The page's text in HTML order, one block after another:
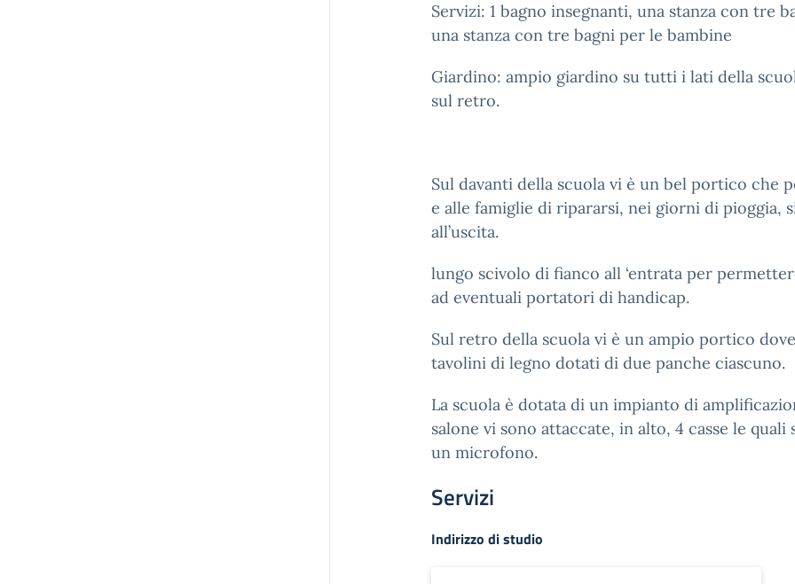
Servizi: 1 bagno insegnanti, una stanza con tre
una stanza con tre bagni per le bambine
Giardino: ampio giardino su tutti i lati della
sul retro.
Sul davanti della scuola vi è un bel portico che
e alle famiglie di ripararsi, nei giorni di pioggia,
all’uscita.
lungo scivolo di fianco all ‘entrata per
ad eventuali portatori di handicap.
Sul retro della scuola vi è un ampio portico
tavolini di legno dotati di due panche ciascuno.
La scuola è dotata di un impianto di
salone vi sono attaccate, in alto, 4 casse le quali
un microfono.
Servizi
Indirizzo di studio